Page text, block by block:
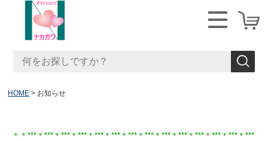
HOME お知らせ
＊＊***＊***＊***＊***＊*** ＊***＊***＊ ***＊*** ＊***＊***＊***＊***＊***